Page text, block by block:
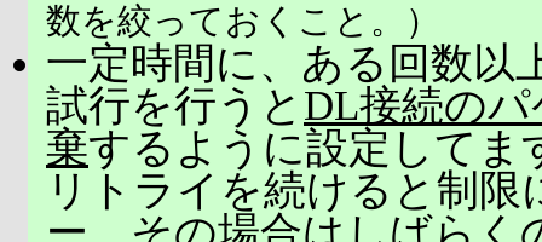
数を絞っておくこと。）
一定時間に、ある回数以
試行を行うと DL接続の
棄するように設定してま
リトライを続けると制限